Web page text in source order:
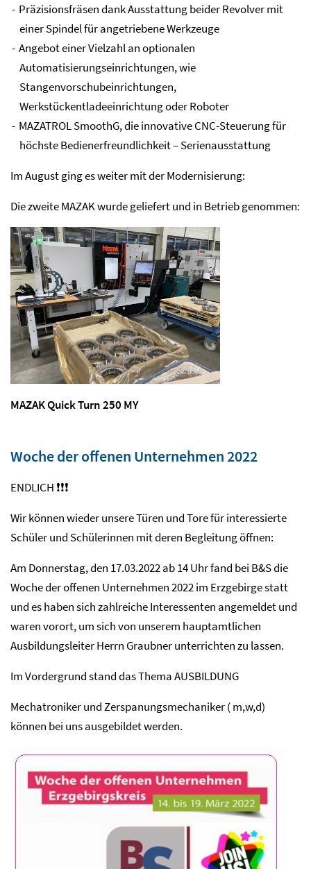
Präzisionsfräsen dank Ausstattung beider Revolver mit
einer Spindel für angetriebene Werkzeuge
Angebot einer Vielzahl an optionalen
Automatisierungseinrichtungen, wie
Stangenvorschubeinrichtungen,
Werkstückentladeeinrichtung oder Roboter
MAZATROL SmoothG, die innovative CNC-Steuerung für
höchste Bedienerfreundlichkeit – Serienausstattung
Im August ging es weiter mit der Modernisierung:
Die zweite MAZAK wurde geliefert und in Betrieb genommen:
MAZAK Quick Turn 250 MY
Woche der offenen Unternehmen 2022
ENDLICH ❗❗❗
Wir können wieder unsere Türen und Tore für interessierte
Schüler und Schülerinnen mit deren Begleitung öffnen:
Am Donnerstag, den 17.03.2022 ab 14 Uhr fand bei B&S die
Woche der offenen Unternehmen 2022 im Erzgebirge statt
und es haben sich zahlreiche Interessenten angemeldet und
waren vorort, um sich von unserem hauptamtlichen
Ausbildungsleiter Herrn Graubner unterrichten zu lassen.
Im Vordergrund stand das Thema AUSBILDUNG
Mechatroniker und Zerspanungsmechaniker ( m,w,d)
können bei uns ausgebildet werden.